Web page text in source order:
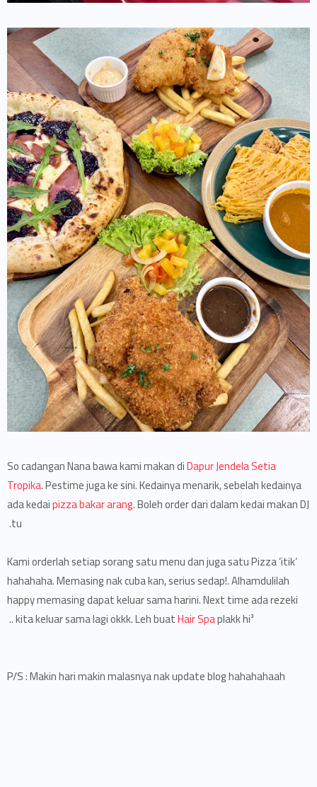
So cadangan Nana bawa kami makan diDapur Jendela Setia
Tropika. Pestime juga ke sini. Kedainya menarik, sebelah kedainya
ada kedaipizza bakar arang. Boleh order dari dalam kedai makan DJ
tu.
Kami orderlah setiap sorang satu menu dan juga satu Pizza ‘itik’
hahahaha. Memasing nak cuba kan, serius sedap!. Alhamdulilah
happy memasing dapat keluar sama harini. Next time ada rezeki
kita keluar sama lagi okkk. Leh buatHair Spaplakk hi³ ..
P/S : Makin hari makin malasnya nak update blog hahahahaah